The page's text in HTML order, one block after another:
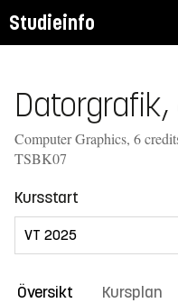
Studieinfo
Computer Graphics, 6
TSBK07
Kursstart
Översikt Kursplan